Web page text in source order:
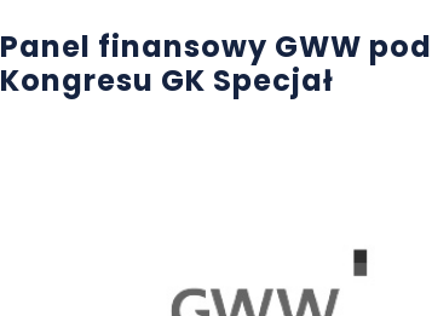
Panel finansowy GWW
Kongresu GK Specjał